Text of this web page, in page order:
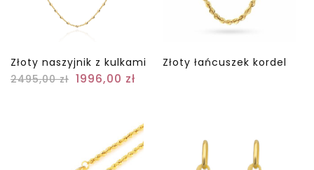
Złoty naszyjnik z kulkami
2495,00zł 1996,00 zł
Złoty łańcuszek kordel